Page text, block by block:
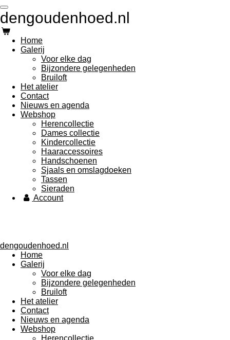
Ga
direct
naar
de
hoofdinhoud
dengoudenhoed.nl
Home
Galerij
Voor elke dag
Bijzondere gelegenheden
Bruiloft
Het atelier
Contact
Nieuws en agenda
Webshop
Herencollectie
Dames collectie
Kindercollectie
Haaraccessoires
Handschoenen
Sjaals en omslagdoeken
Tassen
Sieraden
Account
dengoudenhoed.nl
Home
Galerij
Voor elke dag
Bijzondere gelegenheden
Bruiloft
Het atelier
Contact
Nieuws en agenda
Webshop
Herencollectie